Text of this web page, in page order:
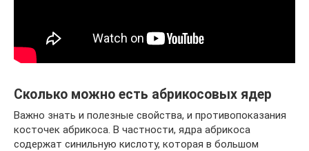
Сколько можно есть абрикосовых ядер
Важно знать и полезные свойства, и противопоказания
косточек абрикоса. В частности, ядра абрикоса
содержат синильную кислоту, которая в большом